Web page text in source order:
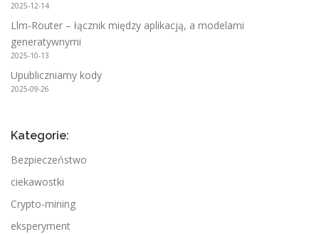
2025-12-14
Llm-Router – łącznik między aplikacją, a modelami
generatywnymi
2025-10-13
Upubliczniamy kody
2025-09-26
Kategorie:
Bezpieczeństwo
ciekawostki
Crypto-mining
eksperyment